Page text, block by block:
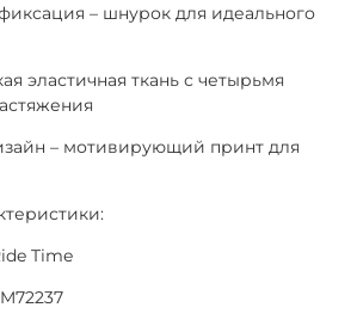
– шнурок для идеального
эластичная ткань с четырьмя
– мотивирующий принт для
Time